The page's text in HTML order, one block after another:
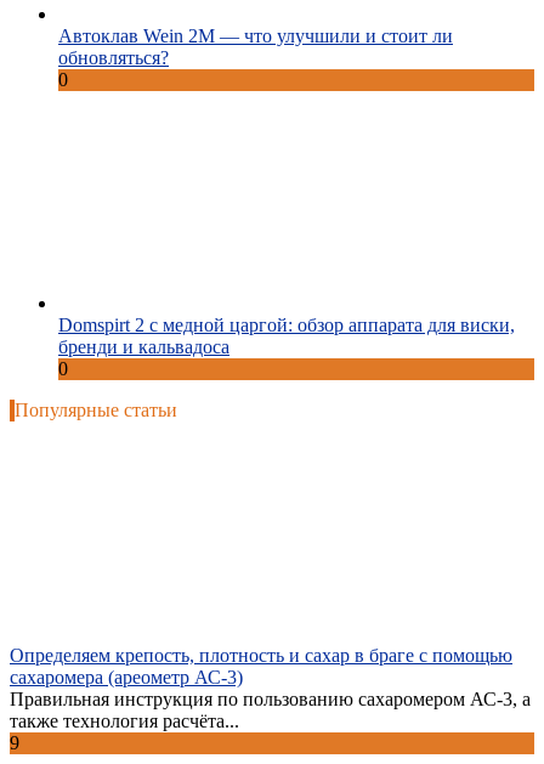
Автоклав Wein 2M — что улучшили и стоит ли
обновляться?
0
Domspirt 2 с медной царгой: обзор аппарата для виски,
бренди и кальвадоса
0
Популярные статьи
Определяем крепость, плотность и сахар в браге с помощью
сахаромера (ареометр АС-3)
Правильная инструкция по пользованию сахаромером АС-3, а
также технология расчёта...
9